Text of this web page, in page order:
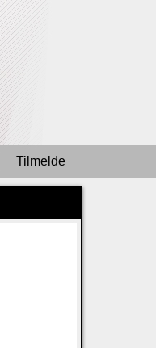
Tilmelde